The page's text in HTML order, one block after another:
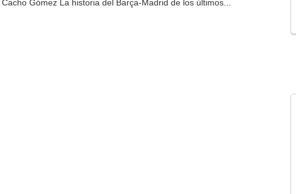
Cacho Gómez La historia del Barça-Madrid de los últimos...